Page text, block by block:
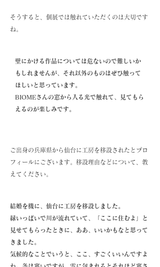
そうすると、個展では触れていただくのは大切です
ね。
壁にかける作品については危ないので難しいか
もしれませんが、それ以外のものはぜひ触って
ほしいと思っています。
BIOMEさんの窓から入る光で触れて、見てもら
えるのが楽しみです。
ご出身の兵庫県から仙台に工房を移設されたとプロ
フィールにございます。移設理由などについて、教
えてください。
結婚を機に、仙台に工房を移設しました。
緑いっぱいで川が流れていて、「ここに住むよ」と
見せてもらったときに、ああ、いいかもなと思って
きました。
気候的なことでいうと、ここ、すごくいいんですよ